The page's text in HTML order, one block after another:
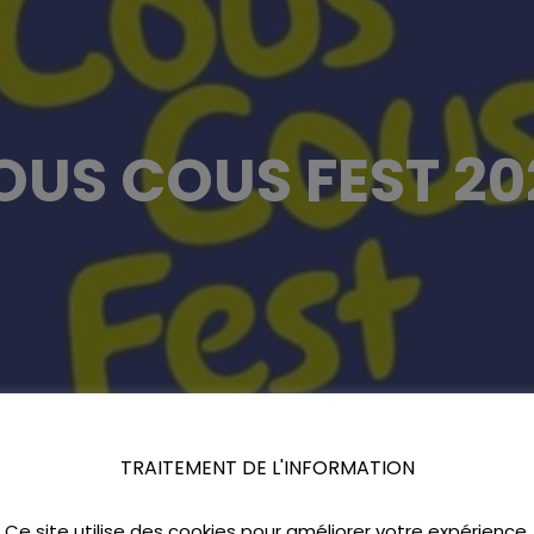
COUS FEST
TRAITEMENT DE L'INFORMATION